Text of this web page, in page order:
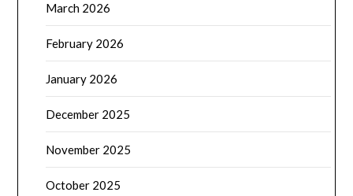
March 2026
February 2026
January 2026
December 2025
November 2025
October 2025